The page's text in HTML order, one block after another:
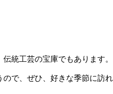
統工芸の宝庫でもあります。
で、ぜひ、好きな季節に訪れ